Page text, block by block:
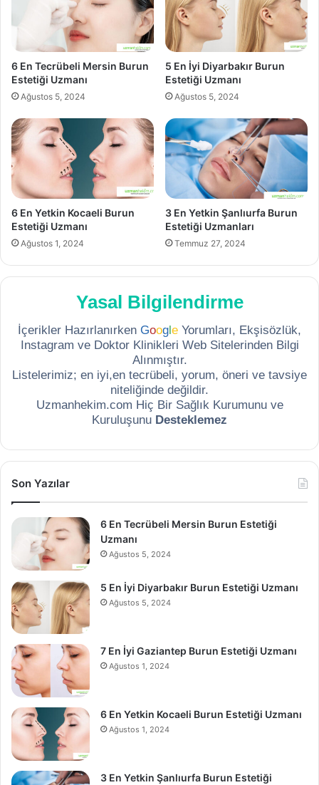
6 En Tecrübeli Mersin Burun
Estetiği Uzmanı
Ağustos 5, 2024
5 En İyi Diyarbakır Burun
Estetiği Uzmanı
Ağustos 5, 2024
6 En Yetkin Kocaeli Burun
Estetiği Uzmanı
Ağustos 1, 2024
3 En Yetkin Şanlıurfa Burun
Estetiği Uzmanları
Temmuz 27, 2024
Yasal Bilgilendirme
İçerikler Hazırlanırken Google Yorumları, Ekşisözlük,
Instagram ve Doktor Klinikleri Web Sitelerinden Bilgi
Alınmıştır.
Listelerimiz; en iyi,en tecrübeli, yorum, öneri ve tavsiye
niteliğinde değildir.
Uzmanhekim.com Hiç Bir Sağlık Kurumunu ve
Kuruluşunu Desteklemez
Son Yazılar
6 En Tecrübeli Mersin Burun Estetiği
Uzmanı
Ağustos 5, 2024
5 En İyi Diyarbakır Burun Estetiği Uzmanı
Ağustos 5, 2024
7 En İyi Gaziantep Burun Estetiği Uzmanı
Ağustos 1, 2024
6 En Yetkin Kocaeli Burun Estetiği Uzmanı
Ağustos 1, 2024
3 En Yetkin Şanlıurfa Burun Estetiği